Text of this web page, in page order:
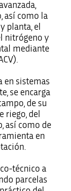
así como la
planta, el
nitrógeno y
mediante
en sistemas
se encarga
de su
riego, del
así como de
en
técnico a
parcelas